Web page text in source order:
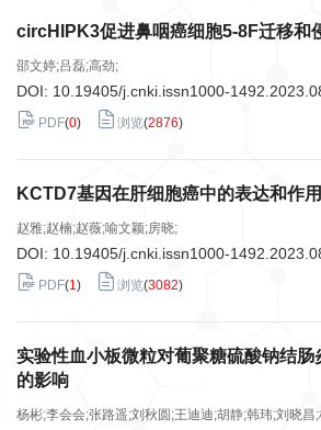
circHIPK3促进鼻咽癌细胞5-8F迁移和
邵文婷;吕磊;高劲;
DOI: 10.19405/j.cnki.issn1000-
PDF(0) 浏览(2876)
KCTD7基因在肝细胞癌中的表达和作
赵雅;赵楠;赵薇;喻文颖;房晓;
DOI: 10.19405/j.cnki.issn1000-
PDF(1) 浏览(3082)
实验性血小板微粒对葡聚糖硫酸钠结肠
的影响
杨彬;李会会;张路遥;刘秋圆;王迪迪;胡静;韩玮;刘晓昌